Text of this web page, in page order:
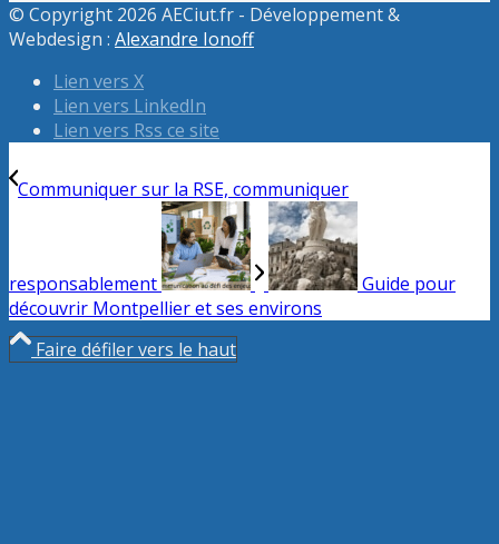
© Copyright 2026 AECiut.fr - Développement &
Webdesign : Alexandre Ionoff
Lien vers X
Lien vers LinkedIn
Lien vers Rss ce site
Communiquer sur la RSE, communiquer
responsablement
Guide pour
découvrir Montpellier et ses environs
Faire défiler vers le haut